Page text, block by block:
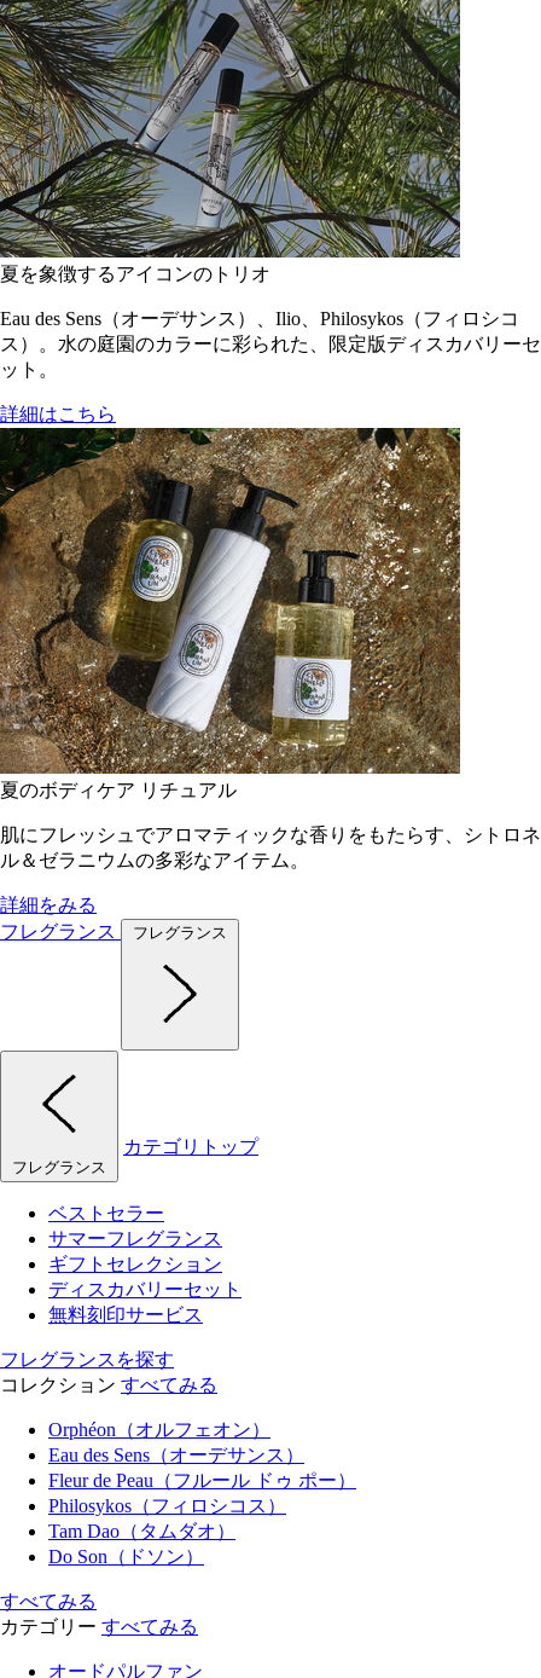
夏を象徴するアイコンのトリオ
Eau des Sens（オーデサンス）、Ilio、Philosykos（フィロシコ
ス）。水の庭園のカラーに彩られた、限定版ディスカバリーセ
ット。
詳細はこちら
夏のボディケア リチュアル
肌にフレッシュでアロマティックな香りをもたらす、シトロネ
ル＆ゼラニウムの多彩なアイテム。
詳細をみる
フレグランス
フレグランス
フレグランス
カテゴリトップ
ベストセラー
サマーフレグランス
ギフトセレクション
ディスカバリーセット
無料刻印サービス
フレグランスを探す
コレクション すべてみる
Orphéon（オルフェオン）
Eau des Sens（オーデサンス）
Fleur de Peau（フルール ドゥ ポー）
Philosykos（フィロシコス）
Tam Dao（タムダオ）
Do Son（ドソン）
すべてみる
カテゴリー すべてみる
オードパルファン